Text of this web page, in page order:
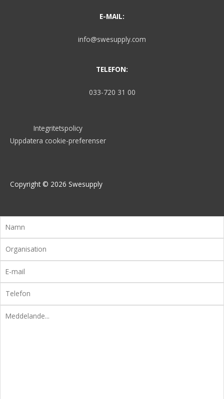
E-MAIL:
info@swesupply.com
TELEFON:
033-720 31 00
Integritetspolicy
Uppdatera cookie-preferenser
Copyright © 2026 Swesupply